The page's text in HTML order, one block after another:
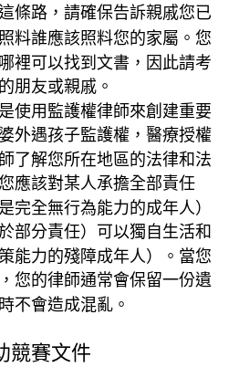
條路，請確保告訴親戚您已
料誰應該照料您的家屬。您
裡可以找到文書，因此請考
朋友或親戚。
使用監護權律師來創建重要
外遇孩子監護權，醫療授權
了解您所在地區的法律和法
應該對某人承擔全部責任
完全無行為能力的成年人）
部分責任）可以獨自生活和
能力的殘障成年人）。當您
您的律師通常會保留一份遺
不會造成混亂。
競賽文件